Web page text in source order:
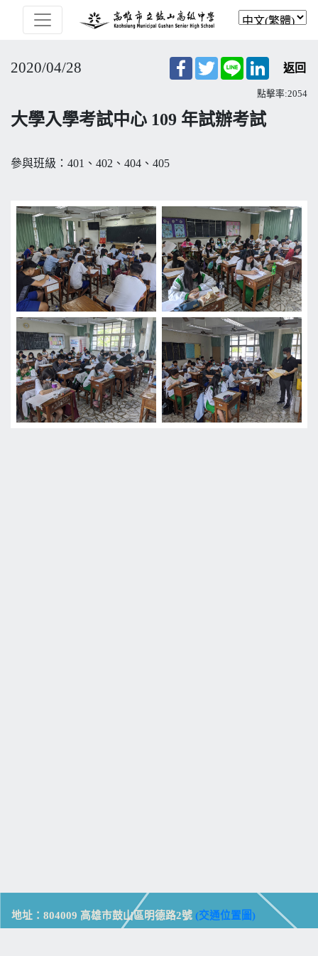
2020/04/28 Facebook
TwitterLine LinkedIn
返回
點擊率:2054
大學入學考試中心 109 年試辦考試
參與班級：401、402、404、405
地址：804009 高雄市鼓山區明德路2號 (交通位置圖)